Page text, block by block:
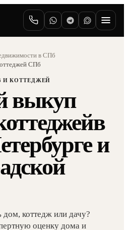
в СПб
СПб
КОТТЕДЖЕЙ
выкуп
в
и
коттедж или дачу?
оценку дома и